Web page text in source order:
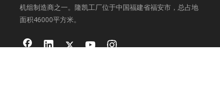
机组制造商之一。隆凯工厂位于中国福建省福安市，总占地
面积46000平方米。